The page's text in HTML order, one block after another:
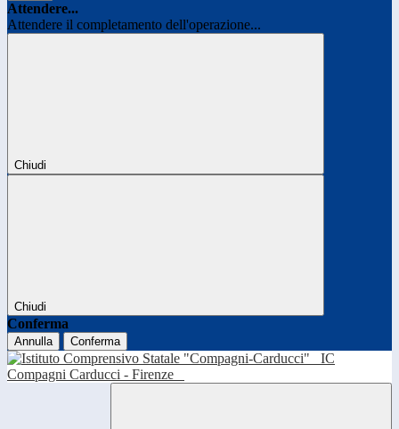
Attendere...
Attendere il completamento dell'operazione...
Chiudi
Chiudi
Conferma
Annulla Conferma
IC
Compagni Carducci - Firenze